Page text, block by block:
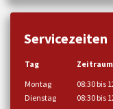
Servicezeiten
Tag Zeitraum
Montag
08:30 bis
Dienstag
08:30 bis